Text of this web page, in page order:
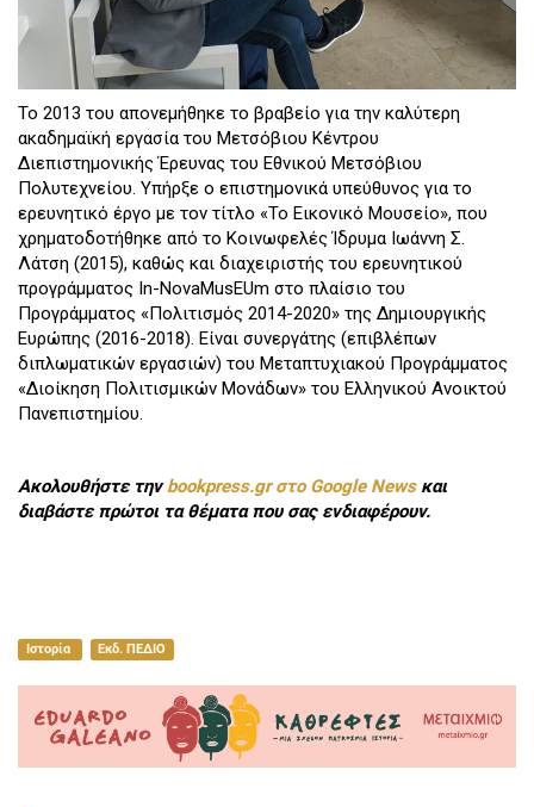
Το 2013 του απονεμήθηκε το βραβείο για την καλύτερη
ακαδημαϊκή εργασία του Μετσόβιου Κέντρου
Διεπιστημονικής Έρευνας του Εθνικού Μετσόβιου
Πολυτεχνείου. Υπήρξε ο επιστημονικά υπεύθυνος για το
ερευνητικό έργο με τον τίτλο «Το Εικονικό Μουσείο», που
χρηματοδοτήθηκε από το Κοινωφελές Ίδρυμα Ιωάννη Σ.
Λάτση (2015), καθώς και διαχειριστής του ερευνητικού
προγράμματος In-NovaMusEUm στο πλαίσιο του
Προγράμματος «Πολιτισμός 2014-2020» της Δημιουργικής
Ευρώπης (2016-2018). Είναι συνεργάτης (επιβλέπων
διπλωματικών εργασιών) του Μεταπτυχιακού Προγράμματος
«Διοίκηση Πολιτισμικών Μονάδων» του Ελληνικού Ανοικτού
Πανεπιστημίου.
Ακολουθήστε τηνbookpress.gr στο Google Newsκαι
διαβάστε πρώτοι τα θέματα που σας ενδιαφέρουν.
Ιστορία Εκδ. ΠΕΔΙΟ